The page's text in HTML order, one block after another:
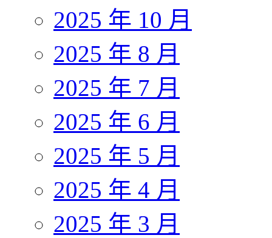
2025 年 10 月
2025 年 8 月
2025 年 7 月
2025 年 6 月
2025 年 5 月
2025 年 4 月
2025 年 3 月